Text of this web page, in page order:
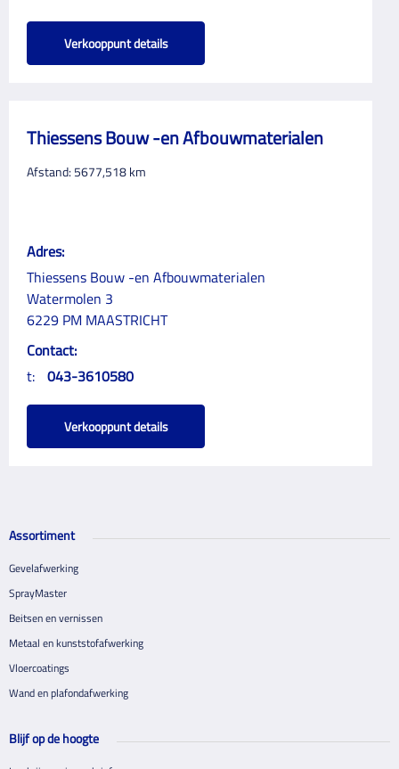
Verkooppunt details
Thiessens Bouw -en Afbouwmaterialen
Afstand: 5677,518km
Adres:
Thiessens Bouw -en Afbouwmaterialen
Watermolen 3
6229 PM MAASTRICHT
Contact:
t: 043-3610580
Verkooppunt details
Assortiment
Gevelafwerking
SprayMaster
Beitsen en vernissen
Metaal en kunststofafwerking
Vloercoatings
Wand en plafondafwerking
Blijf op de hoogte